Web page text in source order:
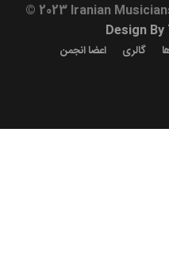
© 2023 Iranian
Design
گالری
اعضا انجمن